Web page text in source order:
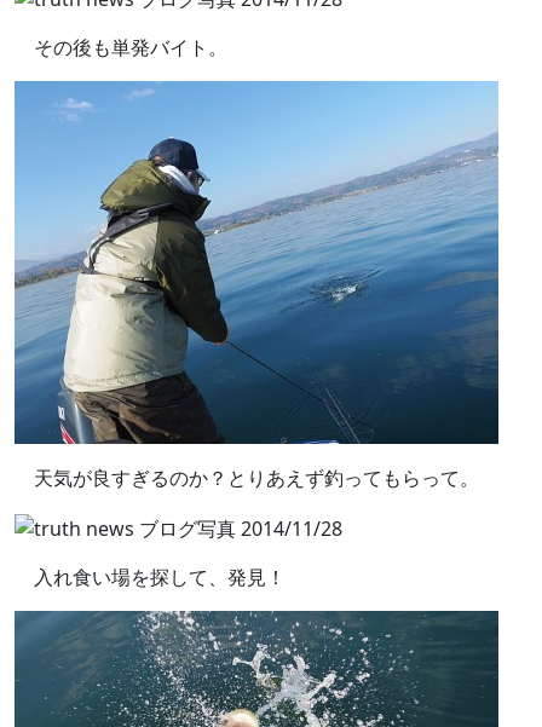
その後も単発バイト。
天気が良すぎるのか？とりあえず釣ってもらって。
入れ食い場を探して、発見！